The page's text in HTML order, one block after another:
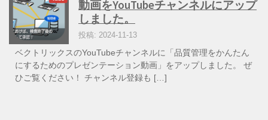
動画をYouTubeチャンネルにアップ
しました。
投稿: 2024-11-13
ベクトリックスのYouTubeチャンネルに「品質管理をかんたん
にするためのプレゼンテーション動画」をアップしました。 ぜ
ひご覧ください！ チャンネル登録も […]